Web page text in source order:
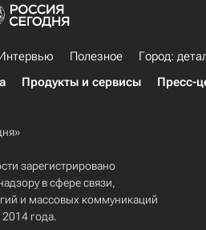
Полезное
Город:
Продукты и сервисы Пресс-
зарегистрировано
в сфере связи,
и массовых коммуникаций
года.